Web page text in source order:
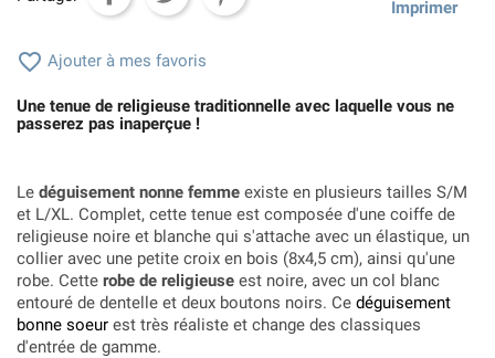
Imprimer
 Ajouter à mes favoris
Une tenue de religieuse traditionnelle avec laquelle vous ne
passerez pas inaperçue !
Le déguisement nonne femme existe en plusieurs tailles S/M
et L/XL. Complet, cette tenue est composée d'une coiffe de
religieuse noire et blanche qui s'attache avec un élastique, un
collier avec une petite croix en bois (8x4,5 cm), ainsi qu'une
robe. Cette robe de religieuse est noire, avec un col blanc
entouré de dentelle et deux boutons noirs. Ce déguisement
bonne soeur est très réaliste et change des classiques
d'entrée de gamme.